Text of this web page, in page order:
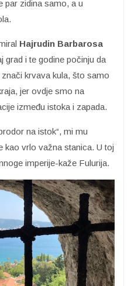
par zidina samo, a u
Hajrudin Barbarosa
i te godine počinju da
krvava kula, što samo
jer ovdje smo na
između istoka i zapada.
na istok“, mi mu
kao vrlo važna stanica. U toj
imperije-kaže Fulurija.